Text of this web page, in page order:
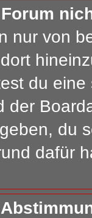
nur von
du
der
du
dafür